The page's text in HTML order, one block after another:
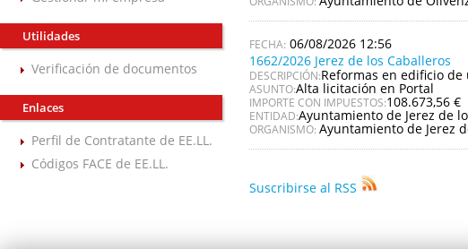
Utilidades
Verificación de documentos
Enlaces
Perfil de Contratante de EE.LL.
Códigos FACE de EE.LL.
06/08/2026 12:56
1662/2026 Jerez de los Caballeros
DESCRIPCIÓN:Reformas en edificio de
ASUNTO:Alta licitación en Portal
IMPORTE CON IMPUESTOS:108.673,56 €
ENTIDAD:Ayuntamiento de Jerez de
ORGANISMO: Ayuntamiento de Jerez
Suscribirse al RSS